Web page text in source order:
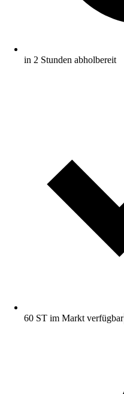
in 2 Stunden abholbereit
60 ST im Markt verfügbar